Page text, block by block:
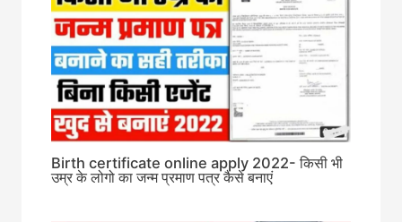
Birth certificate online apply 2022- किसी भी
उम्र के लोगो का जन्म प्रमाण पत्र कैसे बनाएं